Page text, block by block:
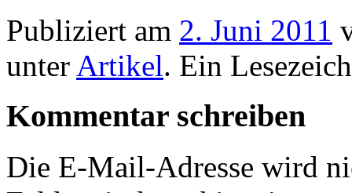
Publiziert am 2. Juni 2011
unter Artikel. Ein
Kommentar schreiben
Die E-Mail-Adresse wird